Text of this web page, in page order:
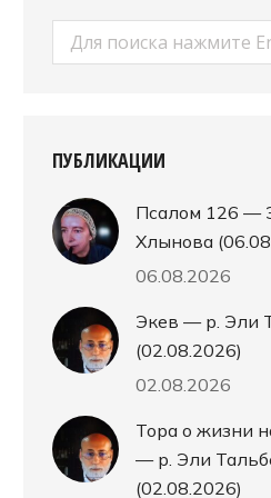
Поиск:
ПУБЛИКАЦИИ
Псалом 126 —
Хлынова
06.08.2026
Экев — р. Эли
(02.08.2026)
02.08.2026
Тора о жизни
— р. Эли
(02.08.2026)